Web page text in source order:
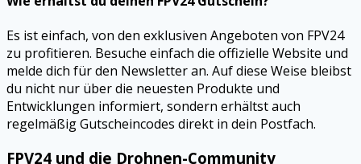
Es ist einfach, von den exklusiven Angeboten von FPV24
zu profitieren. Besuche einfach die offizielle Website und
melde dich für den Newsletter an. Auf diese Weise bleibst
du nicht nur über die neuesten Produkte und
Entwicklungen informiert, sondern erhältst auch
regelmäßig Gutscheincodes direkt in dein Postfach.
FPV24 und die Drohnen-Community